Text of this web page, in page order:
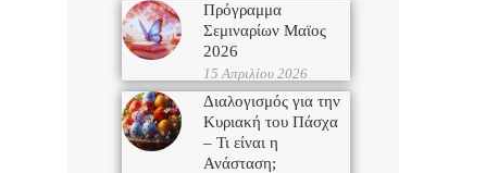
Πρόγραμμα
Σεμιναρίων Μαϊος
2026
15 Απριλίου 2026
Διαλογισμός για την
Κυριακή του Πάσχα
– Τι είναι η
Ανάσταση;